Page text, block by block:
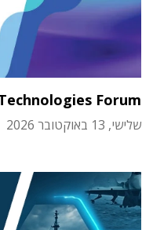
Forum
שלישי, 13 באוקטובר 2026